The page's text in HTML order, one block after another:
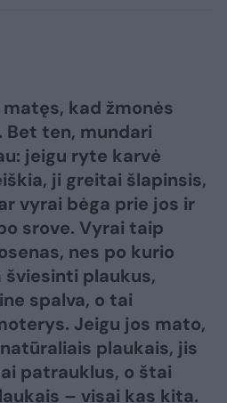
kad žmonės
ten, mundari
jeigu ryte karvė
ji greitai šlapinsis,
vyrai bėga prie jos ir
srove. Vyrai taip
nes po kurio
šviesinti plaukus,
spalva, o tai
Jeigu jos mato,
plaukais, jis
patrauklus, o štai
– visai kas kita.